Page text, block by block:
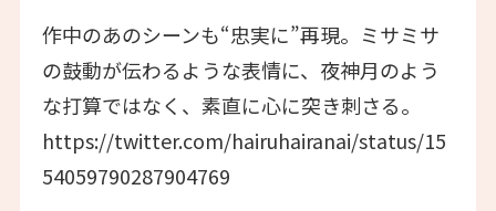
作中のあのシーンも“忠実に”再現。ミサミサ
の鼓動が伝わるような表情に、夜神月のよう
な打算ではなく、素直に心に突き刺さる。
https://twitter.com/hairuhairanai/status/15
54059790287904769